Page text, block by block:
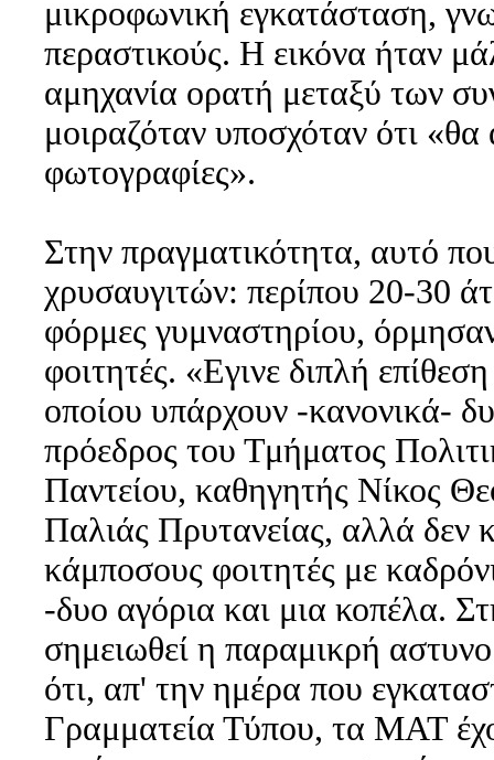
μικροφωνική εγκατάσταση,
περαστικούς. Η εικόνα ήταν
αμηχανία ορατή μεταξύ των
μοιραζόταν υποσχόταν ότι
φωτογραφίες».
Στην πραγματικότητα, αυτό
χρυσαυγιτών: περίπου 20-30
φόρμες γυμναστηρίου,
φοιτητές. «Εγινε διπλή
οποίου υπάρχουν -κανονικά-
πρόεδρος του Τμήματος
Παντείου, καθηγητής Νίκος
Παλιάς Πρυτανείας, αλλά
κάμποσους φοιτητές με
-δυο αγόρια και μια κοπέλα.
σημειωθεί η παραμικρή
ότι, απ' την ημέρα που
Γραμματεία Τύπου, τα ΜΑΤ